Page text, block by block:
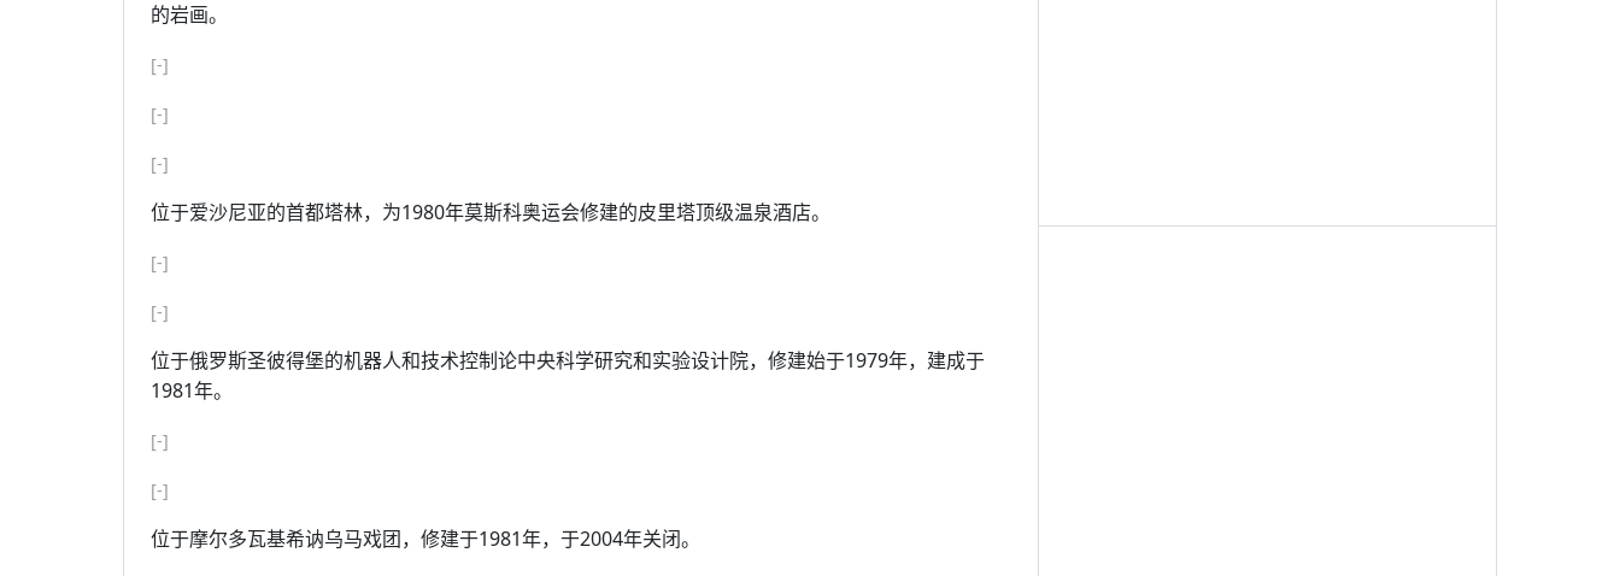
的岩画。
[-]
[-]
[-]
位于爱沙尼亚的首都塔林，为1980年莫斯科奥运会修建的皮里塔顶级温泉酒店。
[-]
[-]
位于俄罗斯圣彼得堡的机器人和技术控制论中央科学研究和实验设计院，修建始于1979年，建成于
1981年。
[-]
[-]
位于摩尔多瓦基希讷乌马戏团，修建于1981年，于2004年关闭。